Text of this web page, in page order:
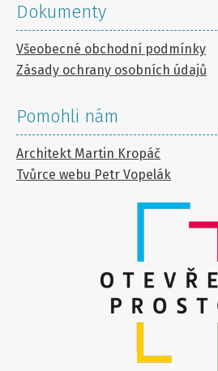
Dokumenty
Všeobecné obchodní podmínky
Zásady ochrany osobních údajů
Pomohli nám
Architekt Martin Kropáč
Tvůrce webu Petr Vopelák